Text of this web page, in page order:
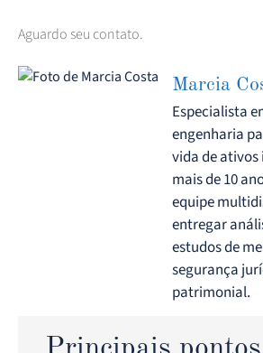
Aguardo seu contato.
Marcia
Especialista
engenharia
vida de
mais de 10
equipe
entregar
estudos de
segurança
patrimonial.